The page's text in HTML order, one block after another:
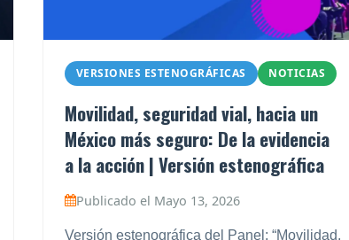
VERSIONES ESTENOGRÁFICAS NOTICIAS
Movilidad, seguridad vial, hacia un
México más seguro: De la evidencia
a la acción | Versión estenográfica
Publicado el Mayo 13, 2026
Versión estenográfica del Panel: “Movilidad,